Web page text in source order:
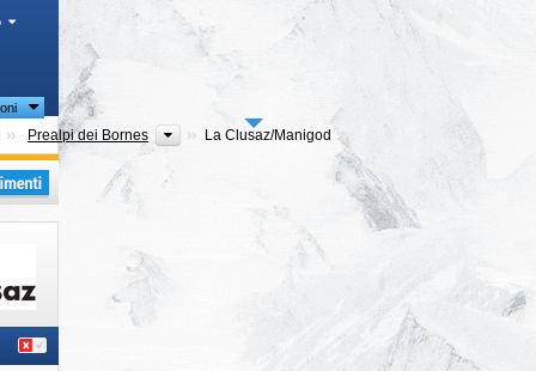
Dipartimenti (Départements)
Prealpi dei Bornes Regioni turistiche
La Clusaz/​Manigod
,